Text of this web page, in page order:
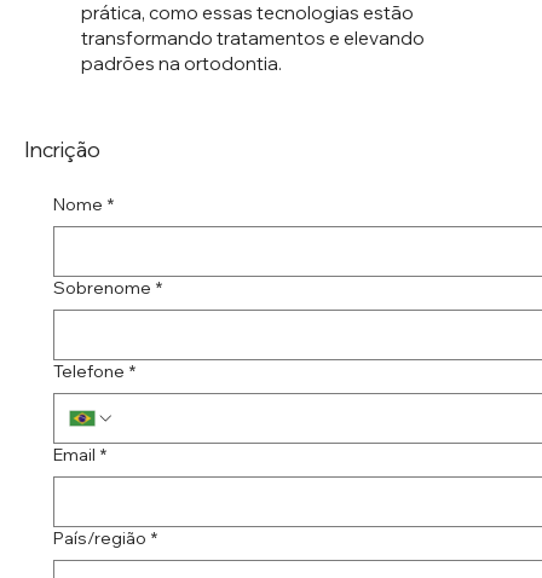
prática, como essas tecnologias estão
transformando tratamentos e elevando
padrões na ortodontia.
Incrição
Nome *
Sobrenome *
Telefone *
Email *
Endereço de várias linhas
País/região *